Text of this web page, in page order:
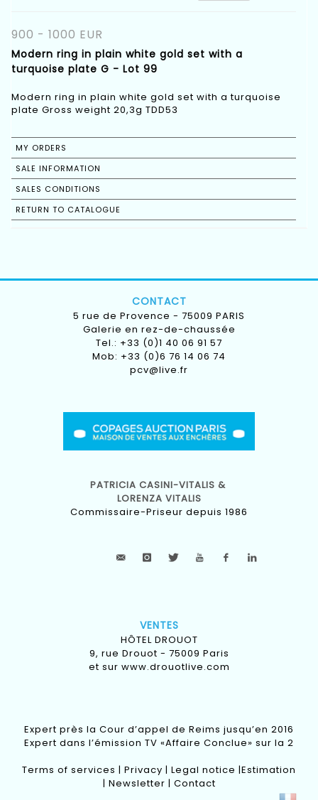
900 - 1000 EUR
Modern ring in plain white gold set with a
turquoise plate G - Lot 99
Modern ring in plain white gold set with a turquoise
plate Gross weight 20,3g TDD53
MY ORDERS
SALE INFORMATION
SALES CONDITIONS
RETURN TO CATALOGUE
CONTACT
5 rue de Provence - 75009 PARIS
Galerie en rez-de-chaussée
Tel.: +33 (0)1 40 06 91 57
Mob: +33 (0)6 76 14 06 74
pcv@live.fr
PATRICIA CASINI-VITALIS &
LORENZA VITALIS
Commissaire-Priseur depuis 1986
VENTES
HÔTEL DROUOT
9, rue Drouot - 75009 Paris
et sur www.drouotlive.com
Expert près la Cour d’appel de Reims jusqu’en 2016
Expert dans l’émission TV «Affaire Conclue» sur la 2
Terms of services | Privacy | Legal notice |Estimation
| Newsletter | Contact